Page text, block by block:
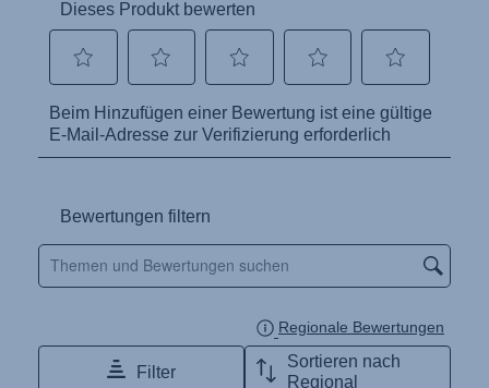
Kasutusjuhend (Eesti keel)
Käyttöohjeet (Suomi)
Οδηγίες χρήσης (Ελληνική γλώσσα)
Használati útmutató (Magyar nyelv)
Lietošanas instrukcija (Latviešu valoda)
Instrucţiuni de utilizare (Limba română)
Navodila za uporabo (Slovenščina)
Bruksanvisning (Svenska)